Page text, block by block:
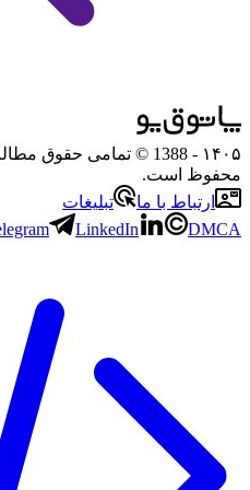
۱۴۰۵
- 1388 © تمامی حقوق
محفوظ است.
ارتباط با ما
تبلیغات
LinkedIn DMCA